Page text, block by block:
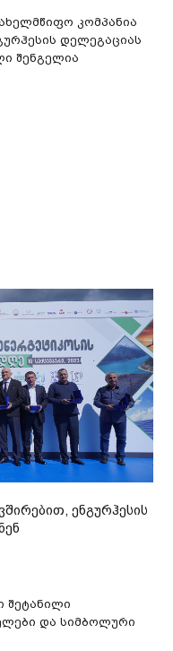
კომპანია
დელეგაციას
შენგელია
ენგურჰესის
შეტანილი
და სიმბოლური